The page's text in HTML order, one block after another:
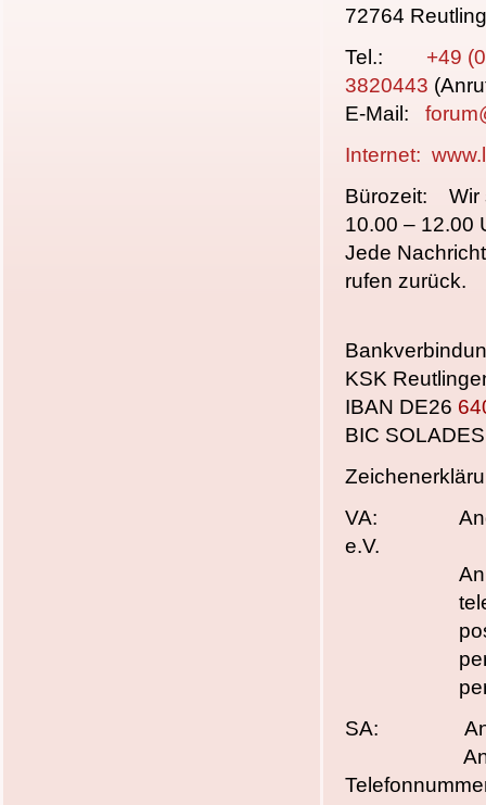
72764
Tel.: +49
3820443
E-Mail:
Internet:
Bürozeit: Wir
10.00 – 12.00
Jede
rufen zurück.
KSK
IBAN DE26
BIC
VA: Angebot
e.V.
per
per E-
SA: